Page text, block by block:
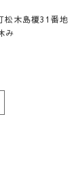
木島榎31番地
み